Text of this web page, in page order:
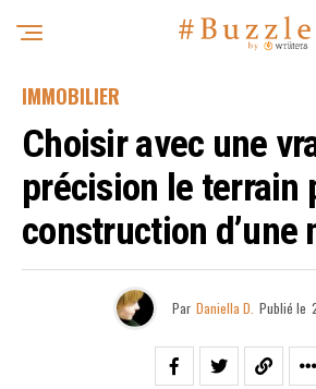
IMMOBILIER
Choisir avec une
précision le terrain
construction d’une
Par Daniella D. Publié le